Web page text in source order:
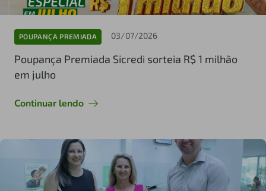
POUPANÇA PREMIADA 03/07/2026
Poupança Premiada Sicredi sorteia R$ 1 milhão
em julho
Continuar lendo